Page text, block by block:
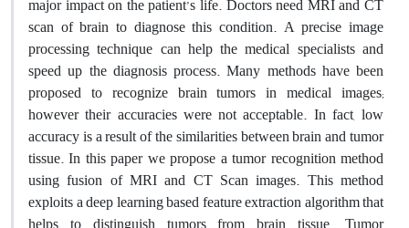
scan of brain to diagnose this condition. A precise image
processing technique can help the medical specialists and
speed up the diagnosis process. Many methods have been
proposed to recognize brain tumors in medical images;
however their accuracies were not acceptable. In fact, low
accuracy is a result of the similarities between brain and tumor
tissue. In this paper we propose a tumor recognition method
using fusion of MRI and CT Scan images. This method
exploits a deep learning based feature extraction algorithm that